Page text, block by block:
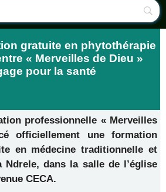
gratuite en phytothérapie
« Merveilles de Dieu »
pour la santé
professionnelle « Merveilles
officiellement une formation
en médecine traditionnelle et
Ndrele, dans la salle de l’église
CECA.